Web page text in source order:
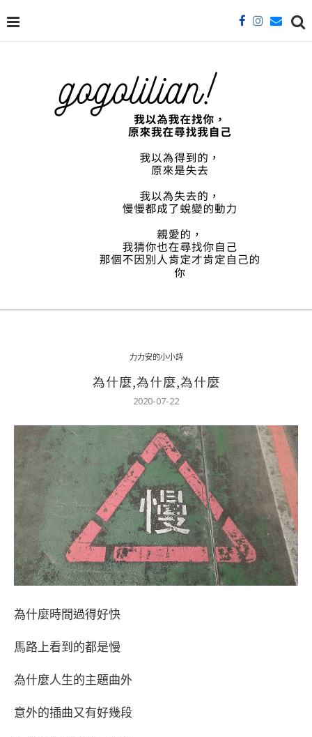
力力安的小小詩
為什麼,為什麼,為什麼
2020-07-22
為什麼時間過得好快
馬路上看到的都是慢
為什麼人生的主題曲外
意外的插曲又有好幾段